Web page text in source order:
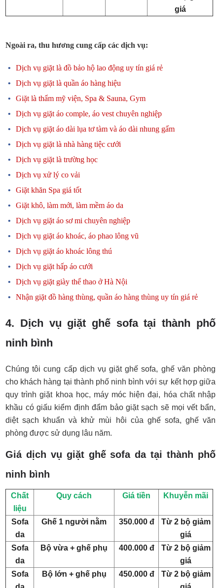
giá
Ngoài ra, thu hương cung cấp các dịch vụ:
Dịch vụ giặt là đồ bảo hộ lao động uy tín giá rẻ
Dịch vụ giặt là quần áo hàng hiệu
Giặt là thẩm mỹ viện, Spa & Sauna, Gym
Dịch vụ giặt áo comple, áo vest chuyên nghiệp
Dịch vụ giặt áo dài lụa tơ tàm và áo dài nhung gấm
Dịch vụ giặt là nhà hàng tiệc cưới
Dịch vụ giặt là trường học
Dịch vụ xử lý co vải
Giặt khăn Spa giá tốt
Giặt khô, làm mới, làm mềm áo da
Dịch vụ giặt áo sơ mi chuyên nghiệp
Dịch vụ giặt áo khoác, áo phao lông vũ
Dịch vụ giặt áo khoác lông thú
Dịch vụ giặt hấp áo cưới
Dịch vụ giặt giày thể thao ở Hà Nội
Nhận giặt đồ hàng thùng, quần áo hàng thùng uy tín giá rẻ
4. Dịch vụ giặt ghế sofa tại thành phố
ninh bình
Chúng tôi cung cấp dịch vụ giặt ghế sofa, ghế văn phòng
cho khách hàng tại thành phố ninh bình với sự kết hợp giữa
quy trình giặt khoa học, máy móc hiện đại, hóa chất nhập
khầu có giấu kiểm định đẩm bảo giặt sạch sẽ mọi vết bẩn,
diệt sạch khuẩn và khử mùi hôi của ghế sofa, ghế văn
phòng được sử dụng lâu năm.
Giá dịch vụ giặt ghế sofa da tại thành phố
ninh bình
Chất
liệu
Quy cách Giá tiền Khuyễn mãi
Sofa
da
Ghế 1 người nằm 350.000 đ
Từ 2 bộ giảm
giá
Sofa
da
Bộ vừa + ghế phụ 400.000 đ
Từ 2 bộ giảm
giá
Sofa
Bộ lớn + ghế phụ 450.000 đ
Từ 2 bộ giảm